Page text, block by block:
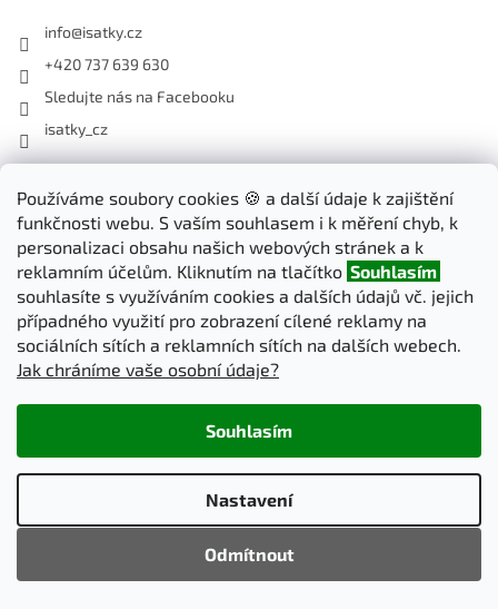
Používáme soubory cookies 🍪 a další údaje k zajištění
funkčnosti webu. S vaším souhlasem i k měření chyb, k
personalizaci obsahu našich webových stránek a k
reklamním účelům. Kliknutím na tlačítko Souhlasím
souhlasíte s využíváním cookies a dalších údajů vč. jejich
případného využití pro zobrazení cílené reklamy na
sociálních sítích a reklamních sítích na dalších webech.
Jak chráníme vaše osobní údaje?
Nastavení
Odmítnout
Souhlasím
info@isatky.cz
+420 737 639 630
Sledujte nás na Facebooku
isatky_cz
Odebírat newsletter
Vložte svůj e-mail a my vám budeme zasílat informace o nových
produktech na našem e-shopu.
E-mail
PŘIHLÁSIT SE
nastavení cookies